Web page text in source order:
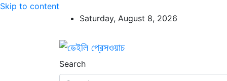
Skip to content
Saturday, August 8, 2026
ডেইলি প্রেসওয়াচ
ডেইলি প্রেসওয়াচ মুক্তিযুদ্ধের চেতনায় উদ্বুদ্ধ
Search